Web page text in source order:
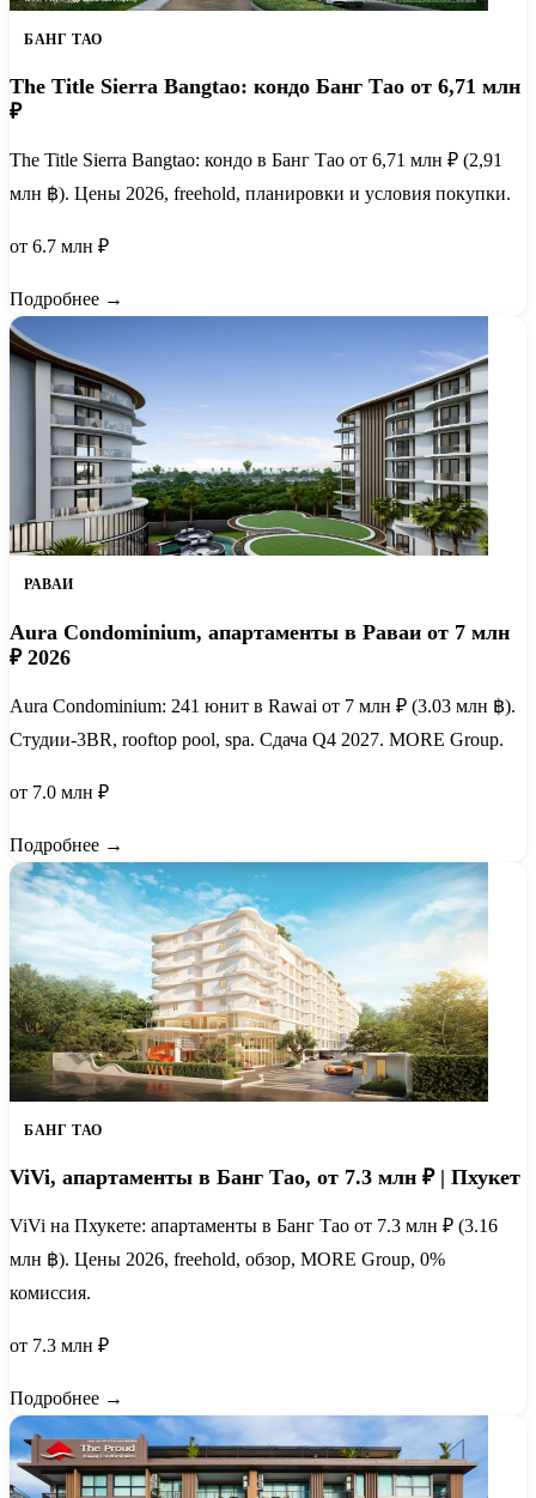
БАНГ ТАО
The Title Sierra Bangtao: кондо Банг Тао от 6,71 млн
₽
The Title Sierra Bangtao: кондо в Банг Тао от 6,71 млн ₽ (2,91
млн ฿). Цены 2026, freehold, планировки и условия покупки.
от 6.7 млн ₽
Подробнее →
РАВАИ
Aura Condominium, апартаменты в Раваи от 7 млн
₽ 2026
Aura Condominium: 241 юнит в Rawai от 7 млн ₽ (3.03 млн ฿).
Студии-3BR, rooftop pool, spa. Сдача Q4 2027. MORE Group.
от 7.0 млн ₽
Подробнее →
БАНГ ТАО
ViVi, апартаменты в Банг Тао, от 7.3 млн ₽ | Пхукет
ViVi на Пхукете: апартаменты в Банг Тао от 7.3 млн ₽ (3.16
млн ฿). Цены 2026, freehold, обзор, MORE Group, 0%
комиссия.
от 7.3 млн ₽
Подробнее →